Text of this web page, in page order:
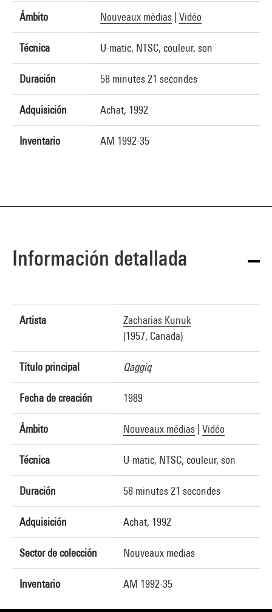
Ámbito Nouveaux médias Vidéo
Técnica U-matic, NTSC, couleur, son
Duración 58 minutes 21 secondes
Adquisición Achat, 1992
Inventario AM 1992-35
Información detallada
Artista
Zacharias Kunuk
(1957, Canada)
Título principal Qaggiq
Fecha de creación 1989
Ámbito Nouveaux médias Vidéo
Técnica U-matic, NTSC, couleur, son
Duración 58 minutes 21 secondes
Adquisición Achat, 1992
Sector de colección Nouveaux medias
Inventario AM 1992-35